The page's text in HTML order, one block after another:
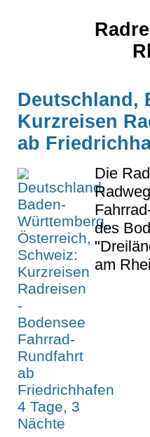
Deutschland,
Kurzreisen
ab
Die
des
am